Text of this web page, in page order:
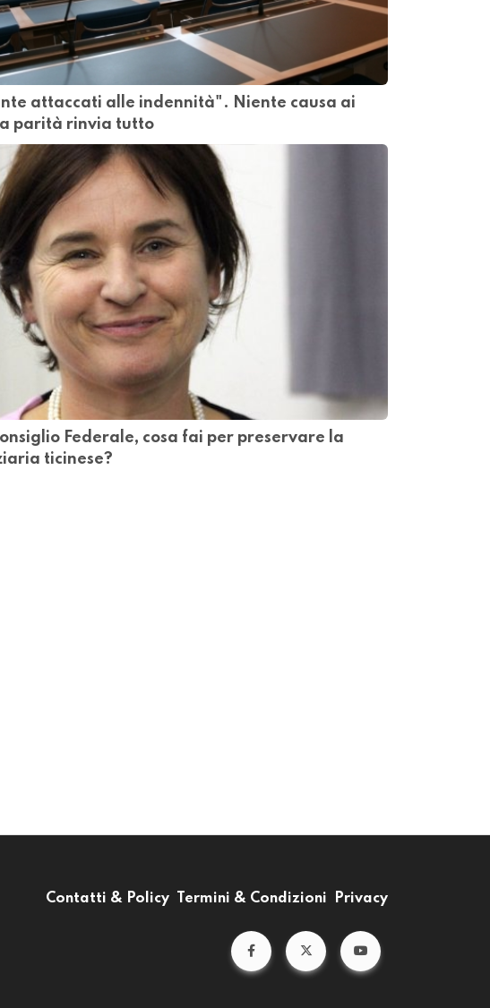
attaccati alle indennità". Niente causa ai
parità rinvia tutto
Federale, cosa fai per preservare la
ticinese?
Contatti & Policy Termini & Condizioni Privacy